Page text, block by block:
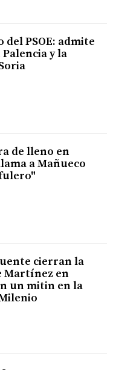
del PSOE: admite
y la
de lleno en
a Mañueco
cierran la
Martínez en
un mitin en la